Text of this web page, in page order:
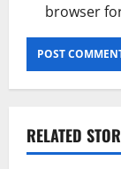
browser
RELATED